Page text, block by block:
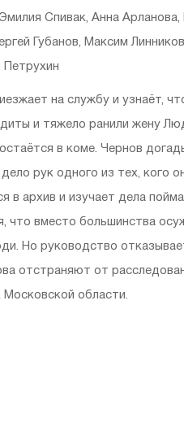
Спивак, Анна Арланова,
Губанов, Максим
Петрухин
на службу и узнаёт,
и тяжело ранили жену
в коме. Чернов
рук одного из тех, кого
в архив и изучает дела
что вместо большинства
Но руководство
отстраняют от
области.